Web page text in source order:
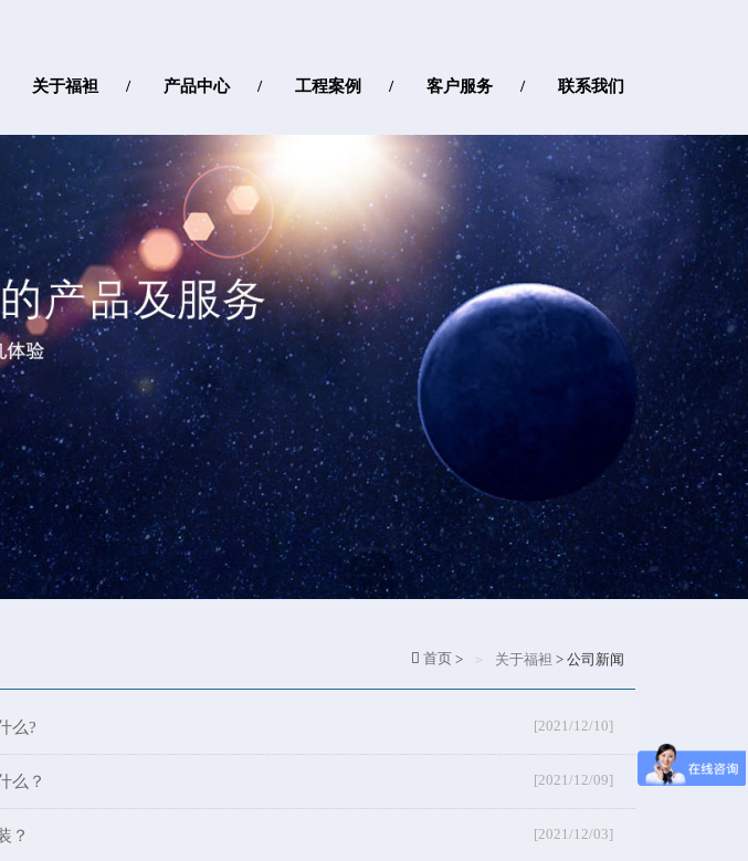
关于福袒 产品中心 工程案例 客户服务 联系我们
首页 > 关于福袒 > 公司新闻
么? [2021/12/10]
么？ [2021/12/09]
？ [2021/12/03]